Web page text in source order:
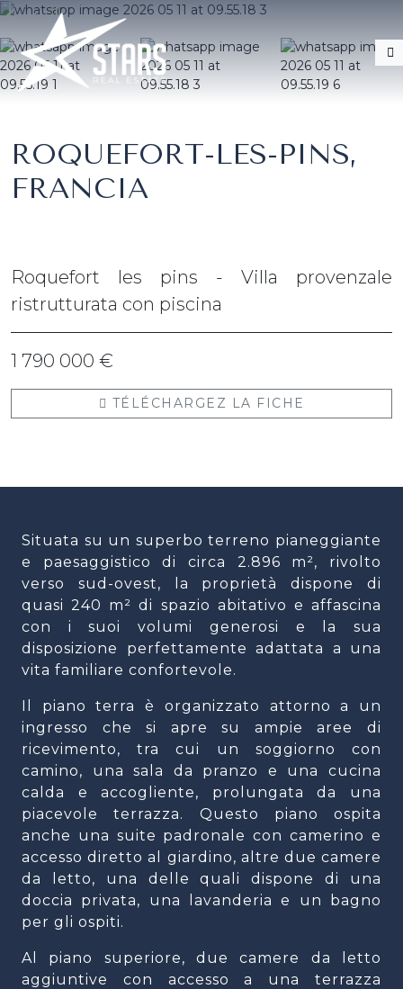
ROQUEFORT-LES-PINS,
FRANCIA
Roquefort les pins - Villa provenzale
ristrutturata con piscina
1 790 000 €
TÉLÉCHARGEZ LA FICHE
Situata su un superbo terreno pianeggiante
e paesaggistico di circa 2.896 m², rivolto
verso sud-ovest, la proprietà dispone di
quasi 240 m² di spazio abitativo e affascina
con i suoi volumi generosi e la sua
disposizione perfettamente adattata a una
vita familiare confortevole.
Il piano terra è organizzato attorno a un
ingresso che si apre su ampie aree di
ricevimento, tra cui un soggiorno con
camino, una sala da pranzo e una cucina
calda e accogliente, prolungata da una
piacevole terrazza. Questo piano ospita
anche una suite padronale con camerino e
accesso diretto al giardino, altre due camere
da letto, una delle quali dispone di una
doccia privata, una lavanderia e un bagno
per gli ospiti.
Al piano superiore, due camere da letto
aggiuntive con accesso a una terrazza